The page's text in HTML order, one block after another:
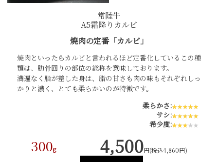
常陸牛
A5霜降りカルビ
焼肉の定番「カルビ」
焼肉といったらカルビと言われるほど定番化しているこの種
類は、肋骨回りの部位の総称を意味しております。
満遍なく脂が差した身は、脂の甘さも肉の味もそれぞれしっ
かりと濃く、とても柔らかいのが特徴です。
柔らかさ:
サシ:
希少度:
300g 4,500円(税込4,860円)